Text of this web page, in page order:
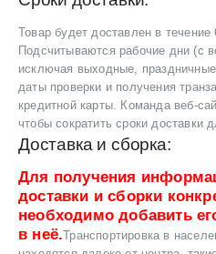
Товар будет доставлен в течение
Подсчитываются рабочие дни (с
исключая выходные,
даты проверки и получения
кредитной карты. Команда веб-
чтобы сократить сроки доставки
Доставка и сборка:
Для получения
доставки и сборки
необходимо добавить
в неё.Транспортировка в